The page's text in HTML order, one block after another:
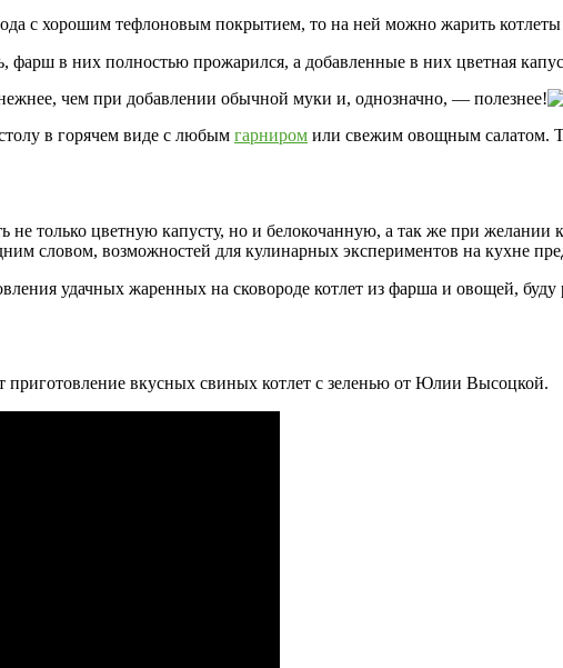
с хорошим тефлоновым покрытием, то на ней можно жарить
фарш в них полностью прожарился, а добавленные в них цветная
чем при добавлении обычной муки и, однозначно, — полезнее!
в горячем виде с любым гарниром или свежим овощным салатом.
не только цветную капусту, но и белокочанную, а так же при желании
словом, возможностей для кулинарных экспериментов на кухне
удачных жаренных на сковороде котлет из фарша и овощей,
приготовление вкусных свиных котлет с зеленью от Юлии Высоцкой.